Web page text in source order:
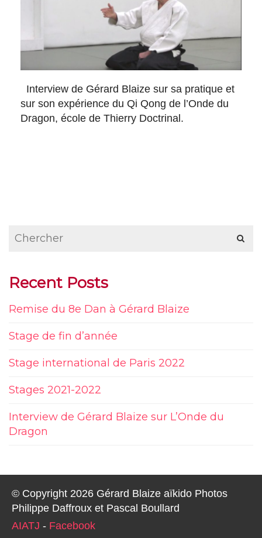
Interview de Gérard Blaize sur sa pratique et
sur son expérience du Qi Qong de l’Onde du
Dragon, école de Thierry Doctrinal.
Recent Posts
Remise du 8e Dan à Gérard Blaize
Stage de fin d’année
Stage international de Paris 2022
Stages 2021-2022
Interview de Gérard Blaize sur L’Onde du
Dragon
© Copyright 2026 Gérard Blaize aïkido Photos
Philippe Daffroux et Pascal Boullard
AIATJ - Facebook